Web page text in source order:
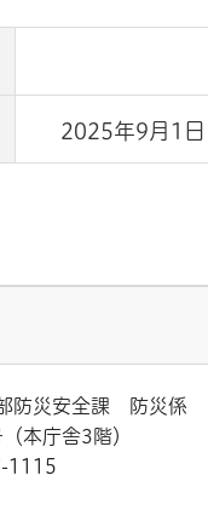
2025年9月1日
防災安全課 防災係
本庁舎3階）
1115